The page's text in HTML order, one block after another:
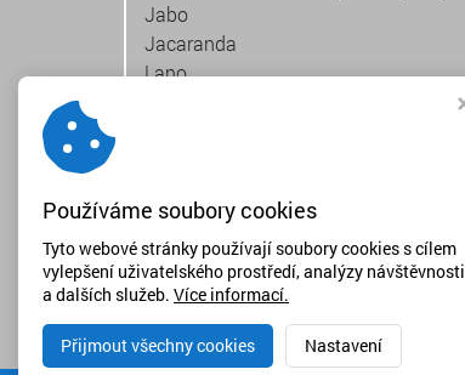
Jabo
Jacaranda
Lano
Therdex
Tilo
Vebe
Speciální nabídka
Používáme soubory cookies
Tyto webové stránky používají soubory cookies s cílem
vylepšení uživatelského prostředí, analýzy návštěvnosti
a dalších služeb. Více informací.
Přijmout všechny cookies Nastavení